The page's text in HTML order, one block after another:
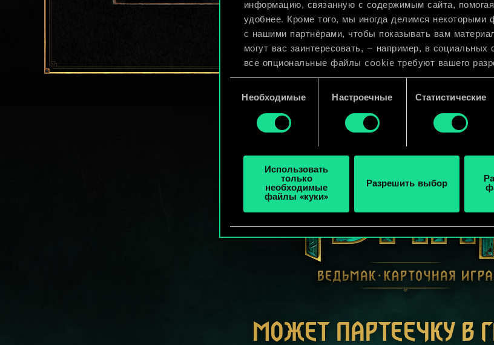
информацию, связанную с содержимым сайта, помогая
удобнее. Кроме того, мы иногда делимся некоторыми
с нашими партнёрами, чтобы показывать вам
могут вас заинтересовать, — например, в социальных
все опциональные файлы cookie требуют вашего
Найти подробную информацию о том, как мы
«Настройки» ниже.
согласия
Необходимые Настроечные Статистические
Использовать
только
необходимые
файлы «куки»
Разрешить выбор
МОЖЕТ ПАРТЕЕЧКУ В